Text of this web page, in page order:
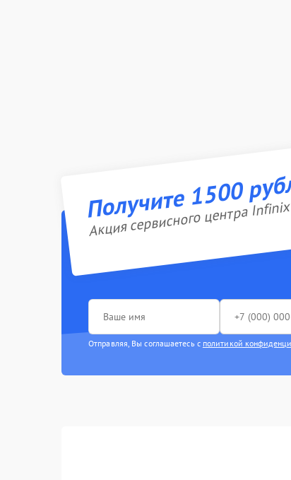
Получите 1500
Акция сервисного центра Infinix
Отправляя, Вы соглашаетесь с политикой